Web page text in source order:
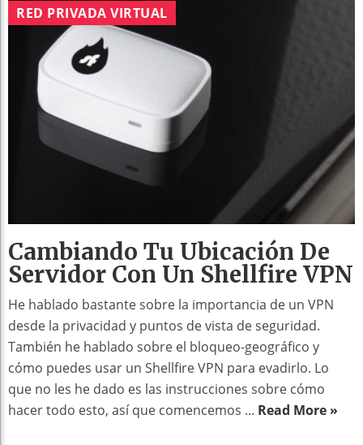
RED PRIVADA VIRTUAL
Cambiando Tu Ubicación De
Servidor Con Un Shellfire VPN
He hablado bastante sobre la importancia de un VPN
desde la privacidad y puntos de vista de seguridad.
También he hablado sobre el bloqueo-geográfico y
cómo puedes usar un Shellfire VPN para evadirlo. Lo
que no les he dado es las instrucciones sobre cómo
hacer todo esto, así que comencemos ... Read More »